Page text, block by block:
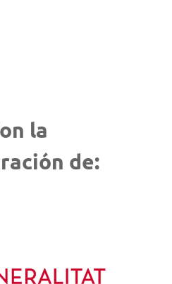
la
de: